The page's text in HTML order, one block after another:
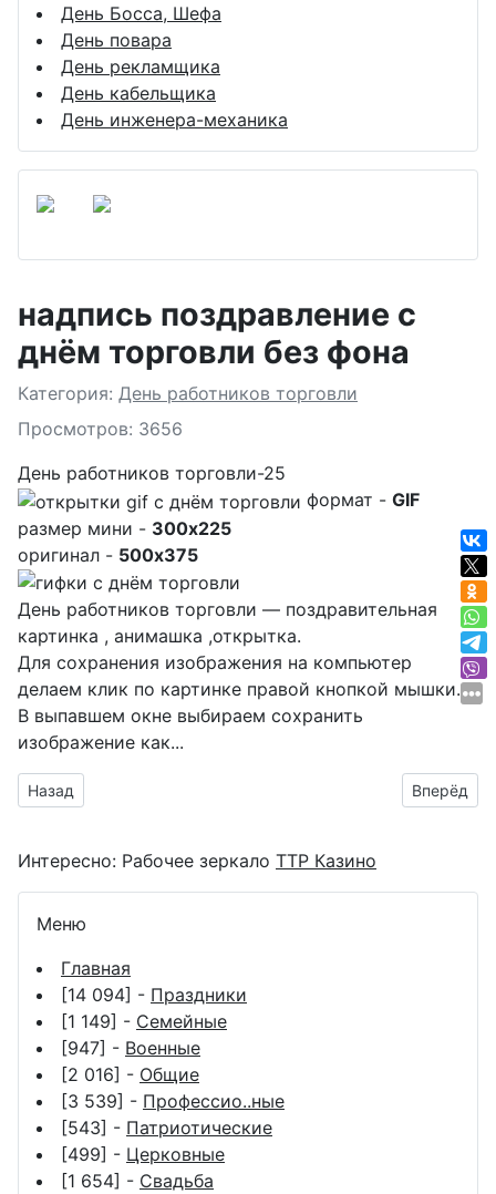
День Босса, Шефа
День повара
День рекламщика
День кабельщика
День инженера-механика
надпись поздравление с
днём торговли без фона
Подробности
Категория: День работников торговли
Просмотров: 3656
День работников торговли-25
формат - GIF
размер мини - 300x225
оригинал - 500x375
День работников торговли — поздравительная
картинка , анимашка ,открытка.
Для сохранения изображения на компьютер
делаем клик по картинке правой кнопкой мышки.
В выпавшем окне выбираем сохранить
изображение как...
Предыдущий материал: Анимашка на день торговли
Назад Вперёд
Интересно: Рабочее зеркало ТТР Казино
Меню
Главная
[14 094] - Праздники
[1 149] - Семейные
[947] - Военные
[2 016] - Общие
[3 539] - Профессио..ные
[543] - Патриотические
[499] - Церковные
[1 654] - Свадьба